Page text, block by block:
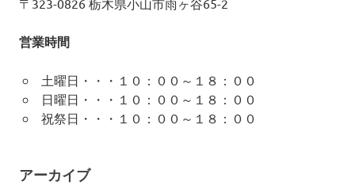
〒323-0826 栃木県小山市雨ヶ谷65-2
営業時間
土曜日・・・１０：００～１８：００
日曜日・・・１０：００～１８：００
祝祭日・・・１０：００～１８：００
アーカイブ